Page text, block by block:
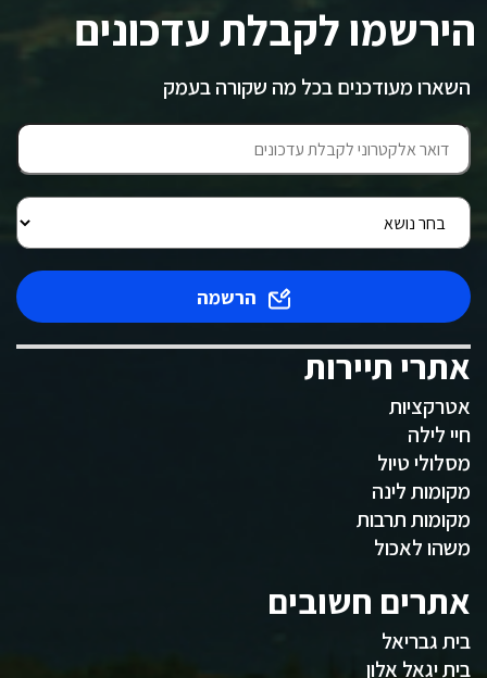
הירשמו לקבלת עדכונים
השארו מעודכנים בכל מה שקורה בעמק
הרשמה
אתרי תיירות
אטרקציות
חיי לילה
מסלולי טיול
מקומות לינה
מקומות תרבות
משהו לאכול
אתרים חשובים
בית גבריאל
בית יגאל אלון